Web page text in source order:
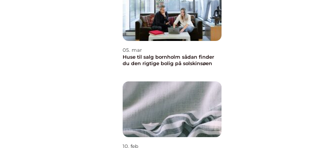
05. mar
Huse til salg bornholm sådan finder
du den rigtige bolig på solskinsøen
10. feb